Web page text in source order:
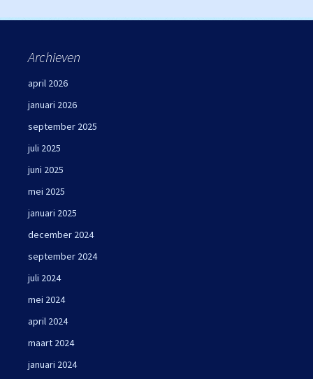
Archieven
april 2026
januari 2026
september 2025
juli 2025
juni 2025
mei 2025
januari 2025
december 2024
september 2024
juli 2024
mei 2024
april 2024
maart 2024
januari 2024